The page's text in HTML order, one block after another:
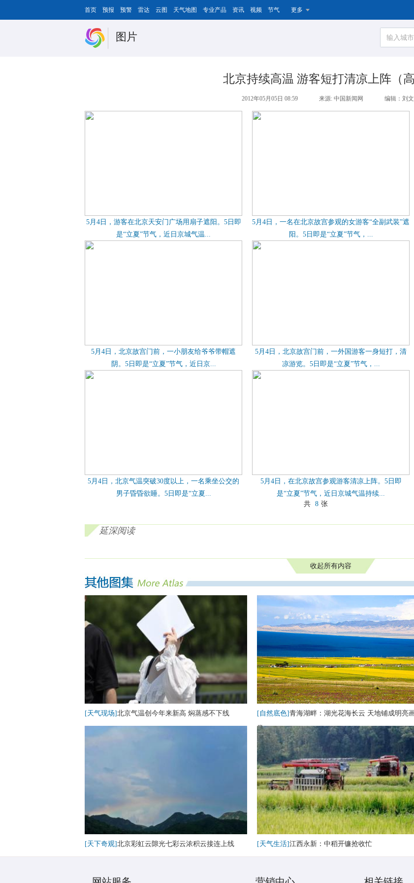
首页 预报 预警 雷达 云图 天气地图 专业产品 资讯 视频 节气 更多
图片
北京持续高温 游客短打清凉上阵（高
2012年05月05日 08:59 来源: 中国新闻网 编辑：刘
5月4日，游客在北京天安门广场用扇子遮阳。5日即
是“立夏”节气，近日京城气温...
5月4日，一名在北京故宫参观的女游客“全副武装”遮
阳。5日即是“立夏”节气，...
5月4日，北京故宫门前，一小朋友给爷爷带帽遮
阴。5日即是“立夏”节气，近日京...
5月4日，北京故宫门前，一外国游客一身短打，清
凉游览。5日即是“立夏”节气，...
5月4日，北京气温突破30度以上，一名乘坐公交的
男子昏昏欲睡。5日即是“立夏...
5月4日，在北京故宫参观游客清凉上阵。5日即
是“立夏”节气，近日京城气温持续...
共 8 张
延深阅读
收起所有内容
[天气现场]北京气温创今年来新高 焖蒸感不下线 [自然底色]青海湖畔：湖光花海长云 天地铺成明亮
卷
[天下奇观]北京彩虹云隙光七彩云浓积云接连上线 [天气生活]江西永新：中稻开镰抢收忙